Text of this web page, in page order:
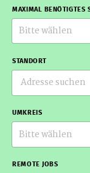
MAXIMAL BENÖTIGTES
Bitte wählen
STANDORT
UMKREIS
Bitte wählen
REMOTE JOBS